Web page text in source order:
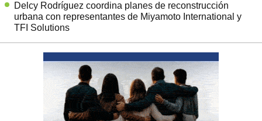
Delcy Rodríguez coordina planes de reconstrucción
urbana con representantes de Miyamoto International y
TFI Solutions